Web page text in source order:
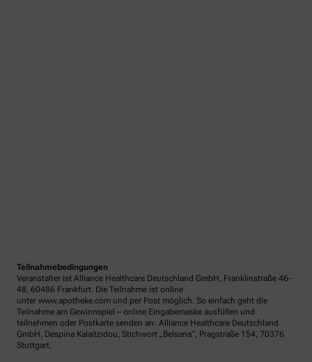
Teilnahmebedingungen
Veranstalter ist Alliance Healthcare Deutschland GmbH, Franklinstraße 46-
48, 60486 Frankfurt. Die Teilnahme ist online
unter www.apotheke.com und per Post möglich. So einfach geht die
Teilnahme am Gewinnspiel – online Eingabemaske ausfüllen und
teilnehmen oder Postkarte senden an: Alliance Healthcare Deutschland
GmbH, Despina Kalaitzidou, Stichwort „Belsana“, Pragstraße 154, 70376
Stuttgart.